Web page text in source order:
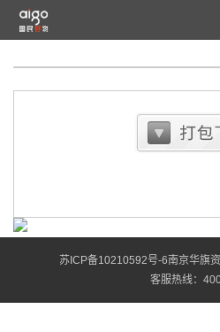
苏ICP备10210592号-6南京华旗
客服热线：